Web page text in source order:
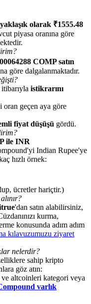
olarak ₹1555.48
piyasa oranına göre
COMP satın
göre dalgalanmaktadır.
istikrarını
geçen aya göre
fiyat düşüşü gördü.
ile INR
Indian Rupee'ye
hızlı örnek:
ücretler hariçtir.)
'dan satın alabilirsiniz,
kurma,
konusunda adım adım
kılavuzumuzu ziyaret
nelerdir?
sahip kripto
göz atın:
altcoinleri kategori veya
varlık